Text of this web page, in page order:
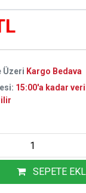
Üzeri Kargo Bedava
15:00'a kadar
SEPETE